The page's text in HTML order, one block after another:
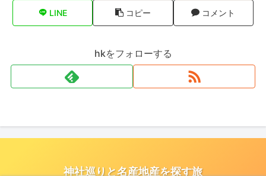
LINE コピー コメント
hkをフォローする
神社巡りと名産地産を探す旅